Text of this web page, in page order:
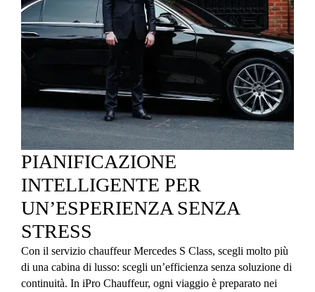
PIANIFICAZIONE
INTELLIGENTE PER
UN’ESPERIENZA SENZA
STRESS
Con il servizio chauffeur Mercedes S Class, scegli molto più
di una cabina di lusso: scegli un’efficienza senza soluzione di
continuità. In iPro Chauffeur, ogni viaggio è preparato nei